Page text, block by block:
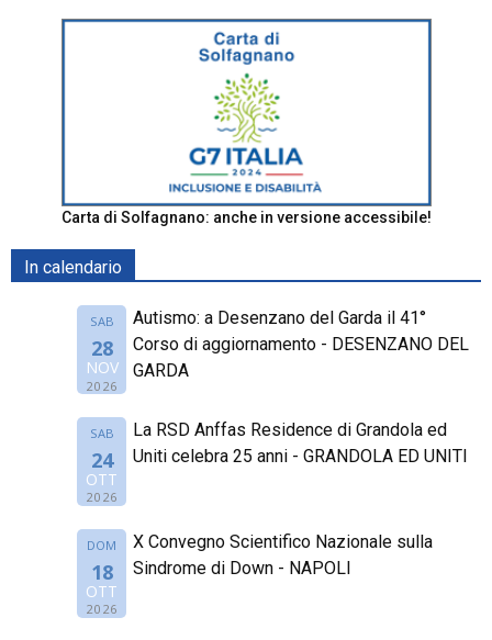
Carta di Solfagnano: anche in versione accessibile!
In calendario
SAB
28
NOV
2026
Autismo: a Desenzano del Garda il 41°
Corso di aggiornamento - DESENZANO DEL
GARDA
SAB
24
OTT
2026
La RSD Anffas Residence di Grandola ed
Uniti celebra 25 anni - GRANDOLA ED UNITI
DOM
18
OTT
2026
X Convegno Scientifico Nazionale sulla
Sindrome di Down - NAPOLI